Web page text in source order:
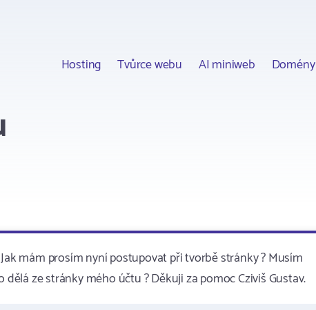
Hosting Tvůrce webu AI miniweb Domény
mám prosím nyní postupovat při tvorbě stránky ? Musím
ze stránky mého účtu ? Děkuji za pomoc Cziviš Gustav.